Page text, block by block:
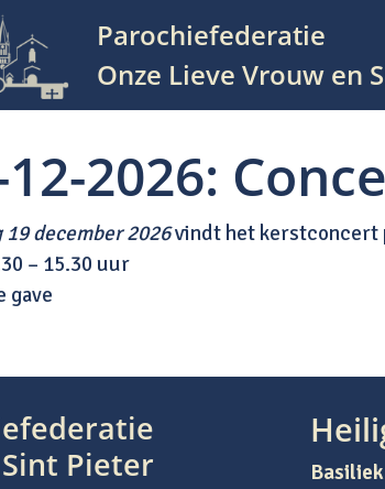
Parochiefederatie
Onze Lieve Vrouw en
2026:
december 2026vindt het kerstconcert
– 15.30 uur
gave
navigatie
Pieter